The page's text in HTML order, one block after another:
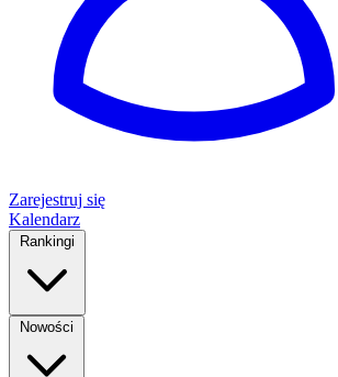
Zarejestruj się
Kalendarz
Rankingi
Nowości